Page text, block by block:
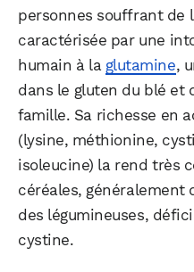
personnes souffrant de
caractérisée par une
humain à la glutamine,
dans le gluten du blé et
famille. Sa richesse en
(lysine, méthionine,
isoleucine) la rend très
céréales,
des légumineuses,
cystine.